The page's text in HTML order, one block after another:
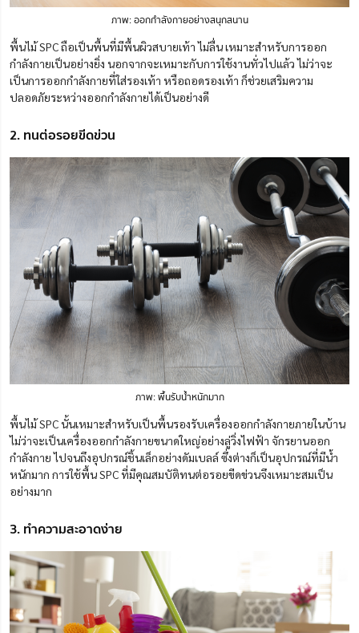
ภาพ: ออกกำลังกายอย่างสนุกสนาน
พื้นไม้ SPC ถือเป็นพื้นที่มีพื้นผิวสบายเท้า ไม่ลื่น เหมาะสำหรับการออก
กำลังกายเป็นอย่างยิ่ง นอกจากจะเหมาะกับการใช้งานทั่วไปแล้ว ไม่ว่าจะ
เป็นการออกกำลังกายที่ใส่รองเท้า หรือถอดรองเท้า ก็ช่วยเสริมความ
ปลอดภัยระหว่างออกกำลังกายได้เป็นอย่างดี
2. ทนต่อรอยขีดข่วน
ภาพ: พื้นรับน้ำหนักมาก
พื้นไม้ SPC นั้นเหมาะสำหรับเป็นพื้นรองรับเครื่องออกกำลังกายภายในบ้าน
ไม่ว่าจะเป็นเครื่องออกกำลังกายขนาดใหญ่อย่างลู่วิ่งไฟฟ้า จักรยานออก
กำลังกาย ไปจนถึงอุปกรณ์ชิ้นเล็กอย่างดัมเบลล์ ซึ่งต่างก็เป็นอุปกรณ์ที่มีน้ำ
หนักมาก การใช้พื้น SPC ที่มีคุณสมบัติทนต่อรอยขีดข่วนจึงเหมาะสมเป็น
อย่างมาก
3. ทำความสะอาดง่าย